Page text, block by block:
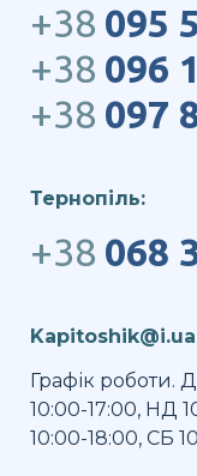
+38 095
+38 096
+38 097
Тернопіль:
+38 068
Kapitoshik@i.ua
Графік роботи.
10:00-17:00, НД
10:00-18:00, СБ